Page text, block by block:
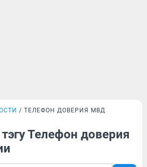
ТЕЛЕФОН ДОВЕРИЯ МВД
Телефон доверия